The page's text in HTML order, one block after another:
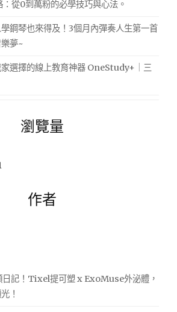
從0到萬粉的必學技巧與心法。
學鋼琴也來得及！3個月內彈奏人生第一首
夢~
選擇的線上教育神器 OneStudy+｜三
瀏覽量
作者
日記！Tixel提可塑 x ExoMuse外泌體，
！